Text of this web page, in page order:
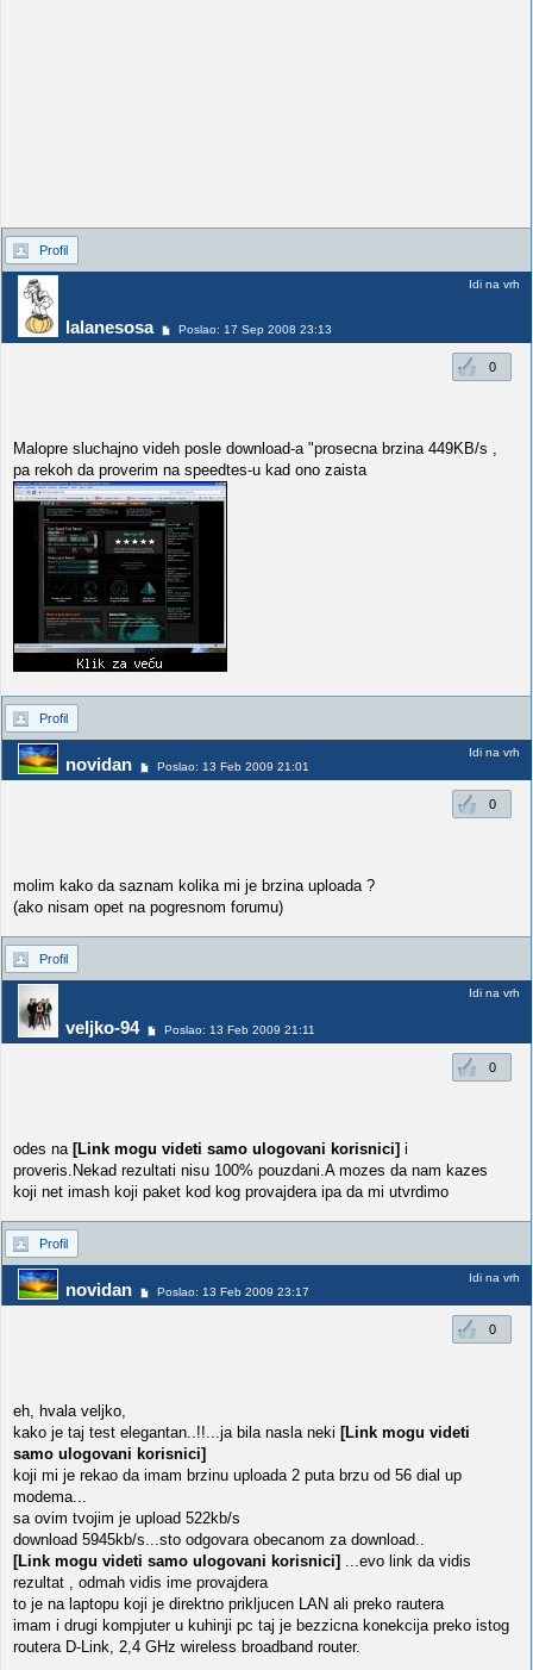
Profil
lalanesosa Poslao: 17 Sep 2008 23:13
Idi na vrh
0
Malopre sluchajno videh posle download-a "prosecna brzina 449KB/s ,
pa rekoh da proverim na speedtes-u kad ono zaista
Profil
novidan Poslao: 13 Feb 2009 21:01
Idi na vrh
0
molim kako da saznam kolika mi je brzina uploada ?
(ako nisam opet na pogresnom forumu)
Profil
veljko-94 Poslao: 13 Feb 2009 21:11
Idi na vrh
0
odes na [Link mogu videti samo ulogovani korisnici] i
proveris.Nekad rezultati nisu 100% pouzdani.A mozes da nam kazes
koji net imash koji paket kod kog provajdera ipa da mi utvrdimo
Profil
novidan Poslao: 13 Feb 2009 23:17
Idi na vrh
0
eh, hvala veljko,
kako je taj test elegantan..!!...ja bila nasla neki [Link mogu videti
samo ulogovani korisnici]
koji mi je rekao da imam brzinu uploada 2 puta brzu od 56 dial up
modema...
sa ovim tvojim je upload 522kb/s
download 5945kb/s...sto odgovara obecanom za download..
[Link mogu videti samo ulogovani korisnici] ...evo link da vidis
rezultat , odmah vidis ime provajdera
to je na laptopu koji je direktno prikljucen LAN ali preko rautera
imam i drugi kompjuter u kuhinji pc taj je bezzicna konekcija preko istog
routera D-Link, 2,4 GHz wireless broadband router.